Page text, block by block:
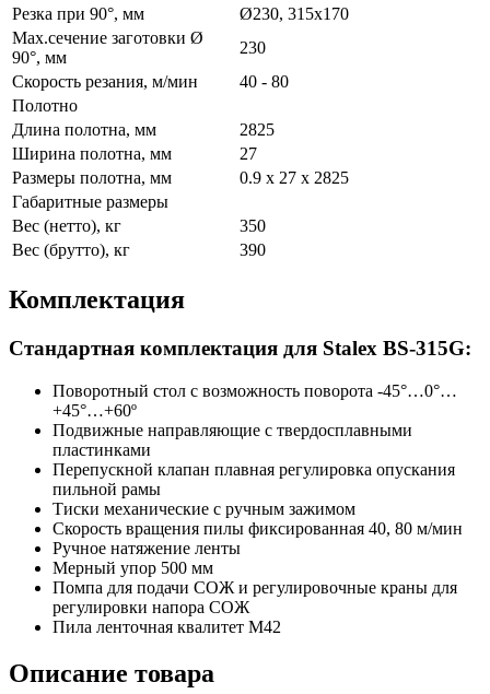
Резка при 90°, мм
Ø230, 315x170
Max.сечение заготовки Ø
90°, мм
230
Скорость резания, м/мин
40 - 80
Полотно
Длина полотна, мм
2825
Ширина полотна, мм
27
Размеры полотна, мм
0.9 x 27 x 2825
Габаритные размеры
Вес (нетто), кг
350
Вес (брутто), кг
390
Комплектация
Стандартная комплектация для Stalex BS-315G:
Поворотный стол с возможность поворота -45°…0°…
+45°…+60º
Подвижные направляющие с твердосплавными
пластинками
Перепускной клапан плавная регулировка опускания
пильной рамы
Тиски механические с ручным зажимом
Скорость вращения пилы фиксированная 40, 80 м/мин
Ручное натяжение ленты
Мерный упор 500 мм
Помпа для подачи СОЖ и регулировочные краны для
регулировки напора СОЖ
Пила ленточная квалитет М42
Описание товара